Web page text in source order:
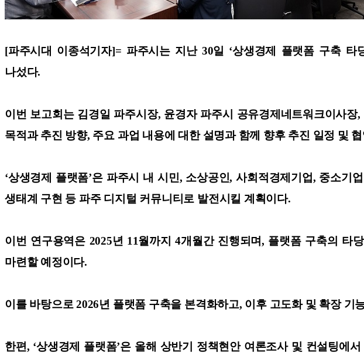
[파주시대 이종석기자]= 파주시는 지난 30일 ‘상생경제 플랫폼 구축
나섰다.
이번 보고회는 김경일 파주시장, 윤경자 파주시 공유경제네트워크이사
목적과 추진 방향, 주요 과업 내용에 대한 설명과 함께 향후 추진 일정 및
‘상생경제 플랫폼’은 파주시 내 시민, 소상공인, 사회적경제기업, 중소
생태계 구현 등 파주 디지털 커뮤니티로 발전시킬 계획이다.
이번 연구용역은 2025년 11월까지 4개월간 진행되며, 플랫폼 구축의
마련할 예정이다.
이를 바탕으로 2026년 플랫폼 구축을 본격화하고, 이후 고도화 및 확장 기
한편, ‘상생경제 플랫폼’은 올해 상반기 정책현안 여론조사 및 컨설팅에